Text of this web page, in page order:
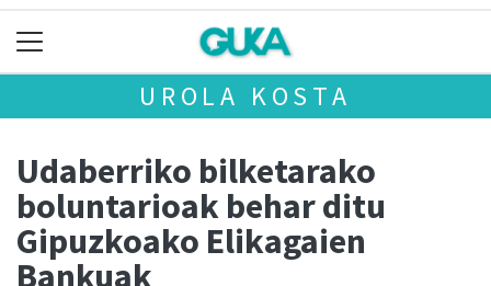
UROLA KOSTA
Udaberriko bilketarako
boluntarioak behar ditu
Gipuzkoako Elikagaien
Bankuak